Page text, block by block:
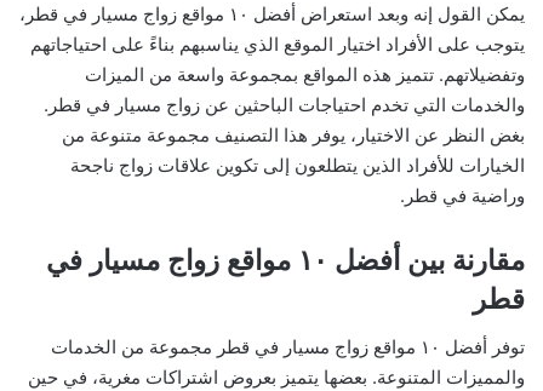
يمكن القول إنه وبعد استعراض أفضل ١٠ مواقع زواج مسيار في قطر،
يتوجب على الأفراد اختيار الموقع الذي يناسبهم بناءً على احتياجاتهم
وتفضيلاتهم. تتميز هذه المواقع بمجموعة واسعة من الميزات
والخدمات التي تخدم احتياجات الباحثين عن زواج مسيار في قطر.
بغض النظر عن الاختيار، يوفر هذا التصنيف مجموعة متنوعة من
الخيارات للأفراد الذين يتطلعون إلى تكوين علاقات زواج ناجحة
وراضية في قطر.
مقارنة بين أفضل ١٠ مواقع زواج مسيار في
قطر
توفر أفضل ١٠ مواقع زواج مسيار في قطر مجموعة من الخدمات
والمميزات المتنوعة. بعضها يتميز بعروض اشتراكات مغرية، في حين